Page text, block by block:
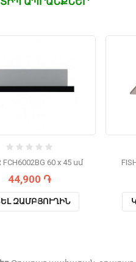
FCH6002BG 60 x 45 սմ
44,900 ֏
ԶԱՄԲՅՈՒՂԻՆ